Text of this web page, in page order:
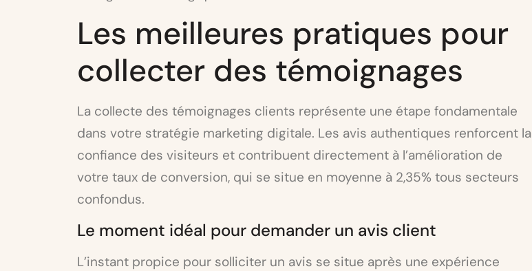
Les meilleures pratiques pour
collecter des témoignages
La collecte des témoignages clients représente une étape fondamentale
dans votre stratégie marketing digitale. Les avis authentiques renforcent la
confiance des visiteurs et contribuent directement à l’amélioration de
votre taux de conversion, qui se situe en moyenne à 2,35% tous secteurs
confondus.
Le moment idéal pour demander un avis client
L’instant propice pour solliciter un avis se situe après une expérience